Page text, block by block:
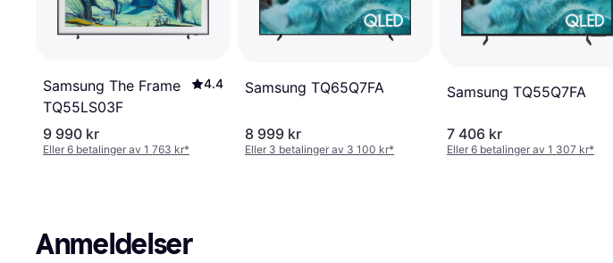
Samsung The Frame
TQ55LS03F
4.4
9 990 kr
Eller 6 betalinger av 1 763 kr*
Samsung TQ65Q7FA
8 999 kr
Eller 3 betalinger av 3 100 kr*
Samsung TQ55Q7FA
7 406 kr
Eller 6 betalinger av 1 307 kr*
Anmeldelser